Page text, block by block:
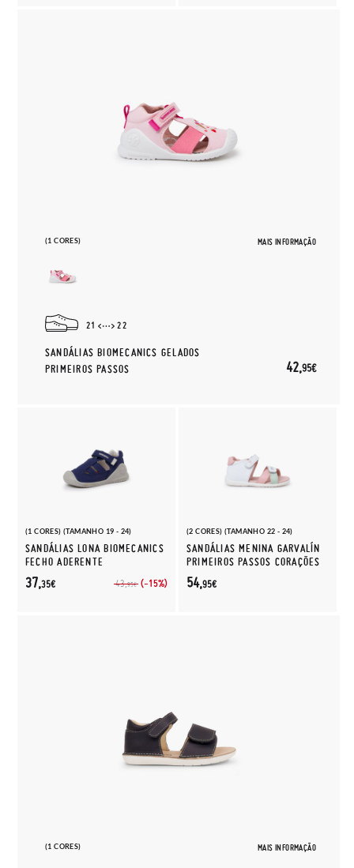
(1 CORES) MAIS INFORMAÇÃO
21 22
SANDÁLIAS BIOMECANICS GELADOS
PRIMEIROS PASSOS
42,95€
(1 CORES) (TAMANHO 19 - 24)
SANDÁLIAS LONA BIOMECANICS
FECHO ADERENTE
43,95€ (-15%)
37,35€
(2 CORES) (TAMANHO 22 - 24)
SANDÁLIAS MENINA GARVALÍN
PRIMEIROS PASSOS CORAÇÕES
54,95€
(1 CORES) MAIS INFORMAÇÃO